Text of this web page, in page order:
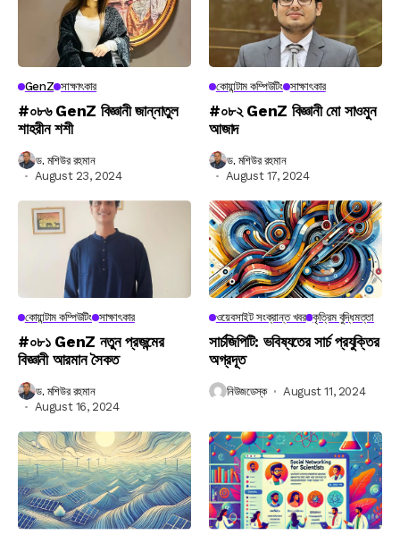
GenZ সাক্ষাৎকার
#০৮৬ GenZ বিজ্ঞানী জান্নাতুল
শাহরীন শশী
ড. মশিউর রহমান
August 23, 2024
কোয়ান্টাম কম্পিউটিং সাক্ষাৎকার
#০৮২ GenZ বিজ্ঞানী মো সাওমুন
আজাদ
ড. মশিউর রহমান
August 17, 2024
কোয়ান্টাম কম্পিউটিং সাক্ষাৎকার
#০৮১ GenZ নতুন প্রজন্মের
বিজ্ঞানী আরমান সৈকত
ড. মশিউর রহমান
August 16, 2024
ওয়েবসাইট সংক্রান্ত খবর কৃত্রিম বুদ্ধিমত্তা
সার্চজিপিটি: ভবিষ্যতের সার্চ প্রযুক্তির
অগ্রদূত
নিউজডেস্ক August 11, 2024